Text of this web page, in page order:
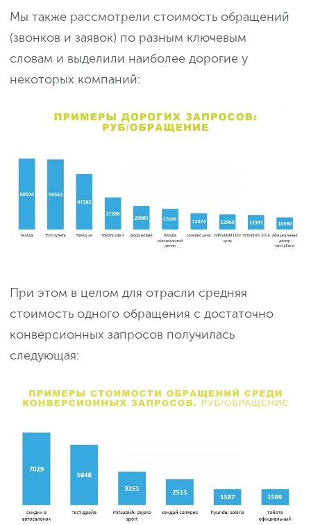
Мы также рассмотрели стоимость обращений
(звонков и заявок) по разным ключевым
словам и выделили наиболее дорогие у
некоторых компаний:
При этом в целом для отрасли средняя
стоимость одного обращения с достаточно
конверсионных запросов получилась
следующая: